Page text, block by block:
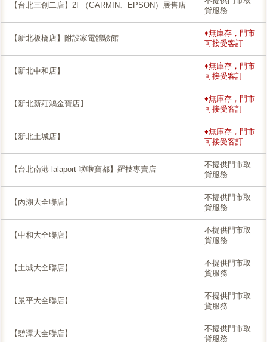
【台北三創二店】2F（GARMIN、EPSON）展售店
貨服務
【新北板橋店】附設家電體驗館
♦無庫存，門市
可接受客訂
【新北中和店】
♦無庫存，門市
可接受客訂
【新北新莊鴻金寶店】
♦無庫存，門市
可接受客訂
【新北土城店】
♦無庫存，門市
可接受客訂
【台北南港 lalaport-啦啦寶都】羅技專賣店
不提供門市取
貨服務
【內湖大全聯店】
不提供門市取
貨服務
【中和大全聯店】
不提供門市取
貨服務
【土城大全聯店】
不提供門市取
貨服務
【景平大全聯店】
不提供門市取
貨服務
【碧潭大全聯店】
不提供門市取
貨服務